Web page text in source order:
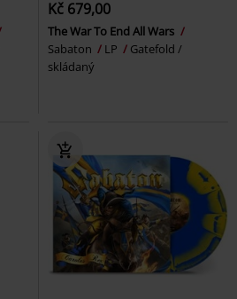
Kč 679,00
The War To End All Wars
Sabaton
LP
Gatefold /
skládaný